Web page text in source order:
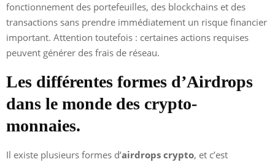
fonctionnement des portefeuilles, des blockchains et des
transactions sans prendre immédiatement un risque financier
important. Attention toutefois : certaines actions requises
peuvent générer des frais de réseau.
Les différentes formes d’Airdrops
dans le monde des crypto-
monnaies.
Il existe plusieurs formes d’airdrops crypto, et c’est